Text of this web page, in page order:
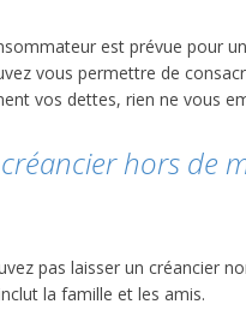
est prévue pour
vous permettre de
vos dettes, rien ne vous
hors de
pas laisser un créancier
la famille et les amis.